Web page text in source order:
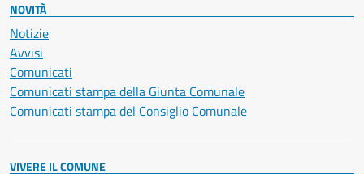
NOVITÀ
Notizie
Avvisi
Comunicati
Comunicati stampa della Giunta Comunale
Comunicati stampa del Consiglio Comunale
VIVERE IL COMUNE